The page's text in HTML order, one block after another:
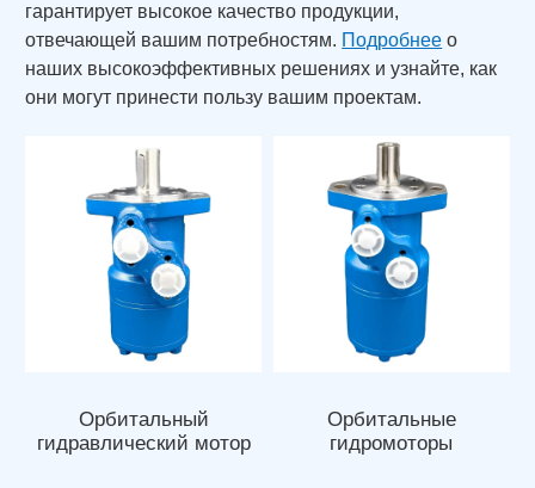
гарантирует высокое качество продукции,
отвечающей вашим потребностям. Подробнее о
наших высокоэффективных решениях и узнайте, как
они могут принести пользу вашим проектам.
Орбитальный
гидравлический мотор
Орбитальные
гидромоторы